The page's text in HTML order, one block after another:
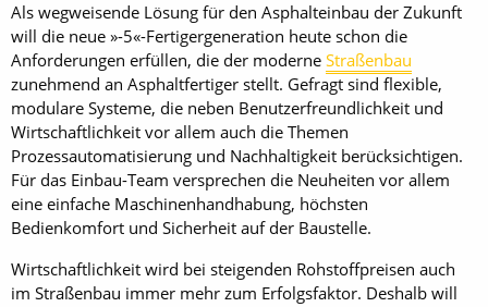
Als wegweisende Lösung für den Asphalteinbau der Zukunft
will die neue »-5«-Fertigergeneration heute schon die
Anforderungen erfüllen, die der moderne Straßenbau
zunehmend an Asphaltfertiger stellt. Gefragt sind flexible,
modulare Systeme, die neben Benutzerfreundlichkeit und
Wirtschaftlichkeit vor allem auch die Themen
Prozessautomatisierung und Nachhaltigkeit berücksichtigen.
Für das Einbau-Team versprechen die Neuheiten vor allem
eine einfache Maschinenhandhabung, höchsten
Bedienkomfort und Sicherheit auf der Baustelle.
Wirtschaftlichkeit wird bei steigenden Rohstoffpreisen auch
im Straßenbau immer mehr zum Erfolgsfaktor. Deshalb will